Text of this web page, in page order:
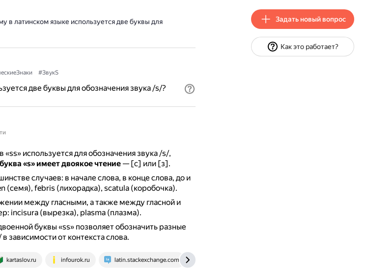
в латинском языке используется две буквы для
#ЗвукS
две буквы для обозначения звука /s/?
«ss» используется для обозначения звука /s/,
«s» имеет двоякое чтение— [с] или [з].
случаев: в начале слова, в конце слова, до и
(семя), febris (лихорадка), scatula (коробочка).
между гласными, а также между гласной и
incisura (вырезка), plasma (плазма).
буквы «ss» позволяет обозначить разные
зависимости от контекста слова.
kartaslov.ru infourok.ru latin.stackexchange.com
Задать новый вопрос
Как это работает?